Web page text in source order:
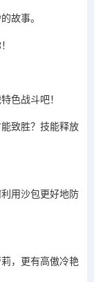
故事。
色战斗吧！
致胜？技能释放
用沙包更好地防
，更有高傲冷艳